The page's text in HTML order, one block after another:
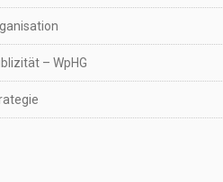
– WpHG